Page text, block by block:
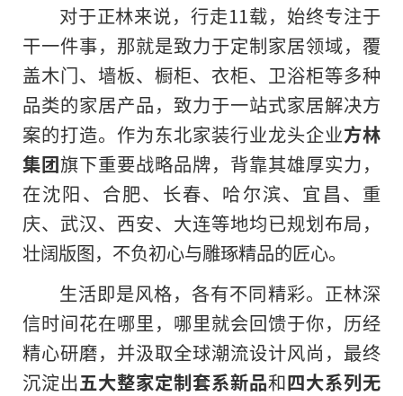
对于正林来说，行走11载，始终专注于
干一件事，那就是致力于定制家居领域，覆
盖木门、墙板、橱柜、衣柜、卫浴柜等多种
品类的家居产品，致力于一站式家居解决方
案的打造。作为东北家装行业龙头企业方林
集团旗下重要战略品牌，背靠其雄厚实力，
在沈阳、合肥、长春、哈尔滨、宜昌、重
庆、武汉、西安、大连等地均已规划布局，
壮阔版图，不负初心与雕琢精品的匠心。
生活即是风格，各有不同精彩。正林深
信时间花在哪里，哪里就会回馈于你，历经
精心研磨，并汲取全球潮流设计风尚，最终
沉淀出五大整家定制套系新品和四大系列无